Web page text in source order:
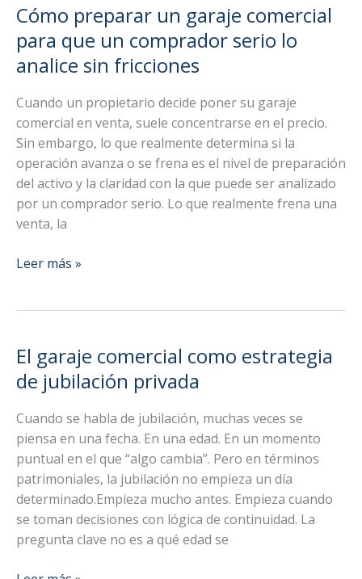
garaje
comercial
Cómo preparar un garaje comercial
para que un comprador serio lo
analice sin fricciones
Cuando un propietario decide poner su garaje
comercial en venta, suele concentrarse en el precio.
Sin embargo, lo que realmente determina si la
operación avanza o se frena es el nivel de preparación
del activo y la claridad con la que puede ser analizado
por un comprador serio. Lo que realmente frena una
venta, la
Cómo
para
que
comprador
serio
lo
analice
sin
fricciones
Leer más »
El garaje comercial como estrategia
de jubilación privada
Cuando se habla de jubilación, muchas veces se
piensa en una fecha. En una edad. En un momento
puntual en el que “algo cambia”. Pero en términos
patrimoniales, la jubilación no empieza un día
determinado.Empieza mucho antes. Empieza cuando
se toman decisiones con lógica de continuidad. La
pregunta clave no es a qué edad se